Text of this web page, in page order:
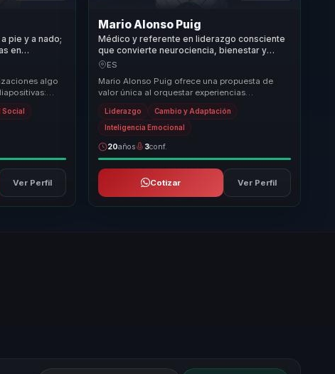
pie y a nado;
en
algo
cambios
Ver Perfil
Mario Alonso Puig
Médico y referente en liderazgo consciente
que convierte neurociencia, bienestar y
propósito en cambio sostenible para líderes
ES
Mario Alonso Puig ofrece una propuesta de
valor única al orquestar experiencias
transformadoras para líderes, directivos y
responsables d...
Liderazgo Cambio y Adaptación
Inteligencia Emocional
20años 3conf.
Cotizar Ver Perfil